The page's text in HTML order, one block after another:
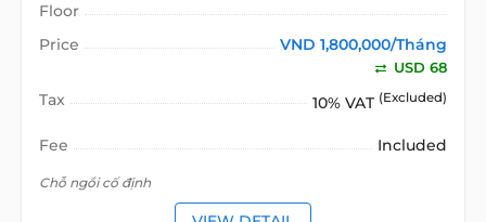
Floor
Price
VND 1,800,000/Tháng
USD 68
Tax 10% VAT (Excluded)
Fee Included
Chỗ ngồi cố định